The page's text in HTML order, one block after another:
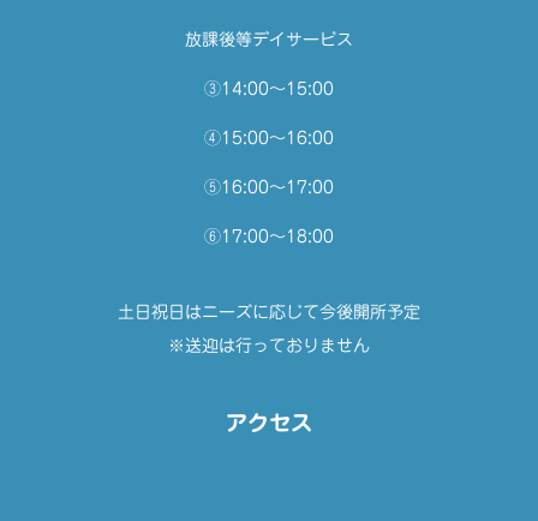
放課後等デイサービス
③14:00～15:00
④15:00～16:00
⑤16:00～17:00
⑥17:00～18:00
土日祝日はニーズに応じて今後開所予定
※送迎は行っておりません
アクセス